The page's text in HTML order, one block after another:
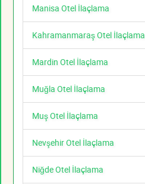
Manisa Otel İlaçlama
Kahramanmaraş Otel İlaçlama
Mardin Otel İlaçlama
Muğla Otel İlaçlama
Muş Otel İlaçlama
Nevşehir Otel İlaçlama
Niğde Otel İlaçlama